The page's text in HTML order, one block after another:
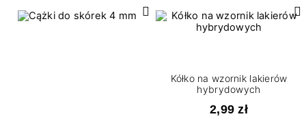
Kółko na wzornik lakierów
hybrydowych
2,99 zł